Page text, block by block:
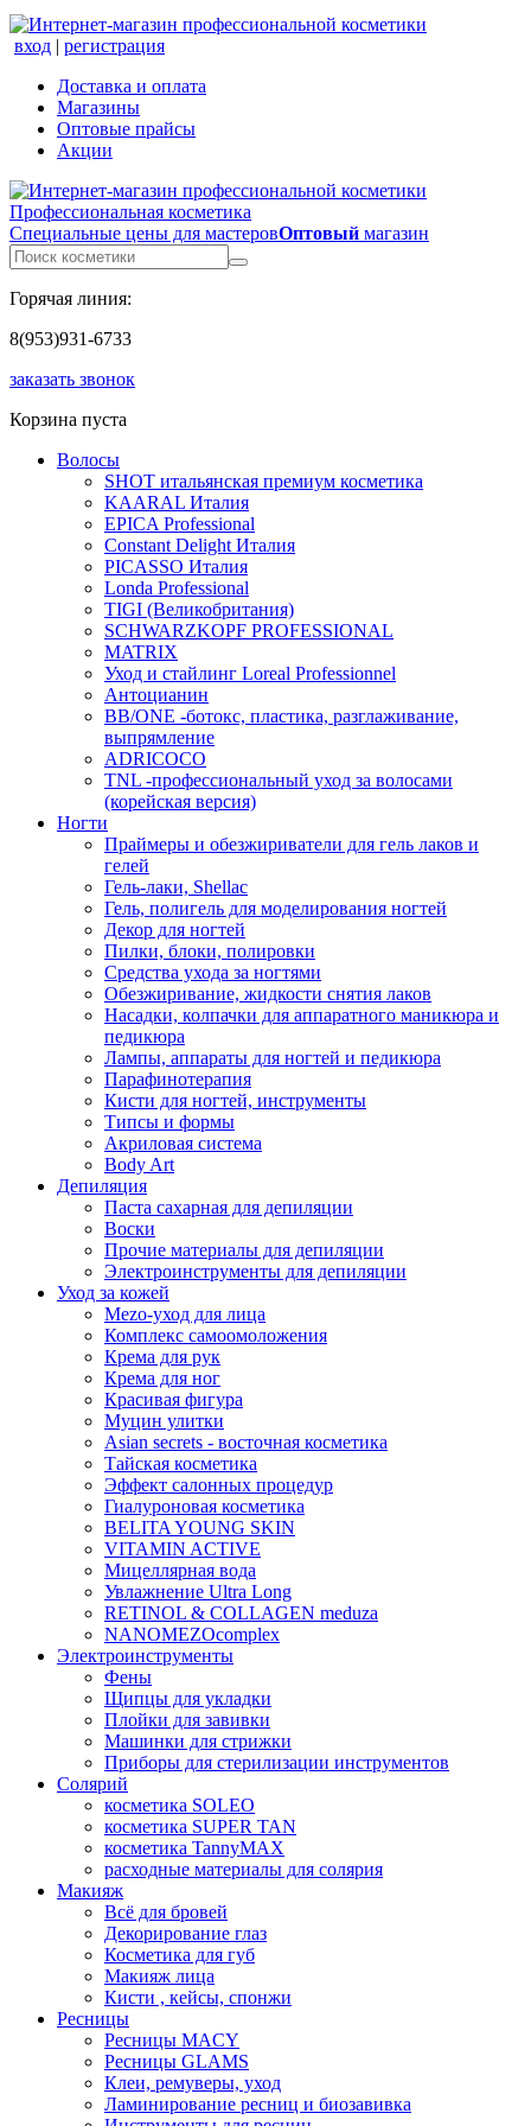
вход | регистрация
Доставка и оплата
Магазины
Оптовые прайсы
Акции
Профессиональная косметика
Специальные цены для мастеровОптовый магазин
Горячая линия:
8(953)931-6733
заказать звонок
Корзина пуста
Волосы
SHOT итальянская премиум косметика
KAARAL Италия
EPICA Professional
Constant Delight Италия
PICASSO Италия
Londa Professional
TIGI (Великобритания)
SCHWARZKOPF PROFESSIONAL
MATRIX
Уход и стайлинг Loreal Professionnel
Антоцианин
BB/ONE -ботокс, пластика, разглаживание,
выпрямление
ADRICOCO
TNL -профессиональный уход за волосами
(корейская версия)
Ногти
Праймеры и обезжириватели для гель лаков и
гелей
Гель-лаки, Shellac
Гель, полигель для моделирования ногтей
Декор для ногтей
Пилки, блоки, полировки
Средства ухода за ногтями
Обезжиривание, жидкости снятия лаков
Насадки, колпачки для аппаратного маникюра и
педикюра
Лампы, аппараты для ногтей и педикюра
Парафинотерапия
Кисти для ногтей, инструменты
Типсы и формы
Акриловая система
Body Art
Депиляция
Паста сахарная для депиляции
Воски
Прочие материалы для депиляции
Электроинструменты для депиляции
Уход за кожей
Mezo-уход для лица
Комплекс самоомоложения
Крема для рук
Крема для ног
Красивая фигура
Муцин улитки
Asian seсrets - восточная косметика
Тайская косметика
Эффект салонных процедур
Гиалуроновая косметика
BELITA YOUNG SKIN
VITAMIN ACTIVE
Мицеллярная вода
Увлажнение Ultra Long
RETINOL & COLLAGEN meduza
NANOMEZOcomplex
Электроинструменты
Фены
Щипцы для укладки
Плойки для завивки
Машинки для стрижки
Приборы для стерилизации инструментов
Солярий
косметика SOLEO
косметика SUPER TAN
косметика TannyMAX
расходные материалы для солярия
Макияж
Всё для бровей
Декорирование глаз
Косметика для губ
Макияж лица
Кисти , кейсы, спонжи
Ресницы
Ресницы MACY
Ресницы GLAMS
Клеи, ремуверы, уход
Ламинирование ресниц и биозавивка